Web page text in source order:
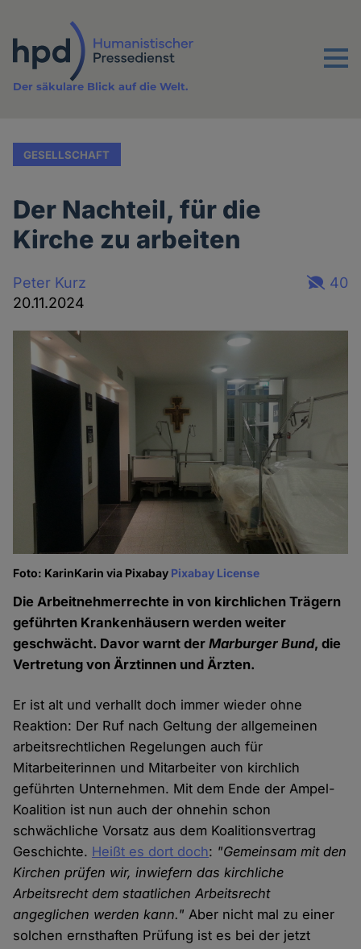
Inhalt
Menu
Der säkulare Blick auf die Welt.
GESELLSCHAFT
Der Nachteil, für die
Kirche zu arbeiten
Peter Kurz
20.11.2024
40
Foto: KarinKarin via Pixabay Pixabay License
Die Arbeitnehmerrechte in von kirchlichen Trägern
geführten Krankenhäusern werden weiter
geschwächt. Davor warnt derMarburger Bund, die
Vertretung von Ärztinnen und Ärzten.
Er ist alt und verhallt doch immer wieder ohne
Reaktion: Der Ruf nach Geltung der allgemeinen
arbeitsrechtlichen Regelungen auch für
Mitarbeiterinnen und Mitarbeiter von kirchlich
geführten Unternehmen. Mit dem Ende der Ampel-
Koalition ist nun auch der ohnehin schon
schwächliche Vorsatz aus dem Koalitionsvertrag
Geschichte. Heißt es dort doch: "Gemeinsam mit den
Kirchen prüfen wir, inwiefern das kirchliche
Arbeitsrecht dem staatlichen Arbeitsrecht
angeglichen werden kann." Aber nicht mal zu einer
solchen ernsthaften Prüfung ist es bei der jetzt